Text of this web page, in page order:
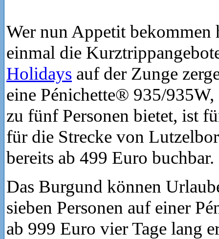
Wer nun Appetit bekommen
einmal die
Holidays auf der Zunge
eine Pénichette® 935/
zu fünf Personen bietet, ist
für die Strecke von
bereits ab 499 Euro buchbar.
Das Burgund können
sieben Personen auf einer
ab 999 Euro vier Tage lang